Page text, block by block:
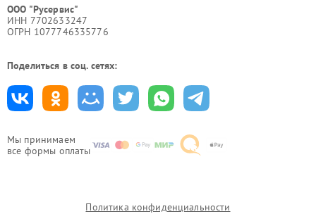
Мы принимаем
все формы оплаты
ООО "Русервис"
ИНН 7702633247
ОГРН 1077746335776
Поделиться в соц. сетях:
Политика конфиденциальности